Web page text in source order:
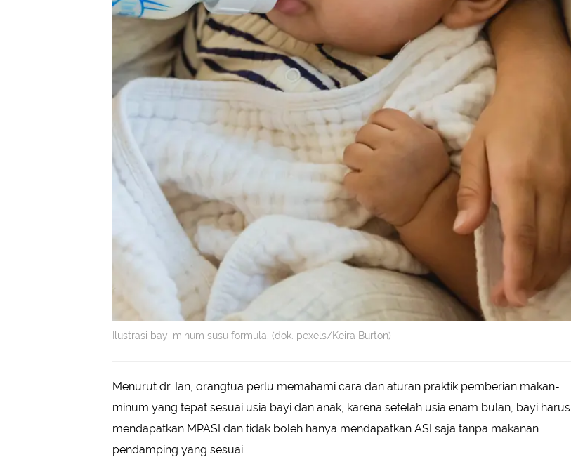
Ilustrasi bayi minum susu formula. (dok. pexels/Keira Burton)
Menurut dr. Ian, orangtua perlu memahami cara dan aturan praktik pemberian makan-
minum yang tepat sesuai usia bayi dan anak, karena setelah usia enam bulan, bayi harus
mendapatkan MPASI dan tidak boleh hanya mendapatkan ASI saja tanpa makanan
pendamping yang sesuai.